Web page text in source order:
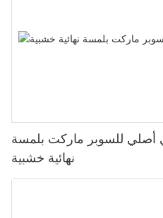
للسوبر ماركت بلمسة
نهائية خشبية